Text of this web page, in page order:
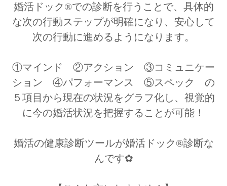
婚活ドック®での診断を行うことで、具体的
な次の行動ステップが明確になり、安心して
次の行動に進めるようになります。
①マインド ②アクション ③コミュニケー
ション ④パフォーマンス ⑤スペック の
５項目から現在の状況をグラフ化し、視覚的
に今の婚活状況を把握することが可能！
婚活の健康診断ツールが婚活ドック®診断な
んです✿